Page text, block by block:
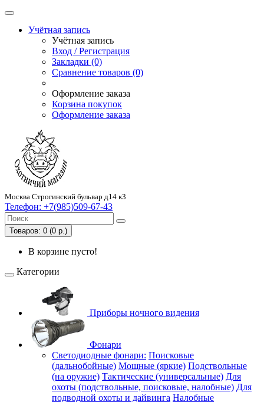
Учётная запись
Учётная запись
Вход / Регистрация
Закладки (0)
Сравнение товаров (0)
Оформление заказа
Корзина покупок
Оформление заказа
Москва Строгинский бульвар д14 к3
Телефон: +7(985)509-67-43
Товаров: 0 (0 р.)
В корзине пусто!
Категории
Приборы ночного видения
Фонари
Светодиодные фонари: Поисковые
(дальнобойные) Мощные (яркие) Подствольные
(на оружие) Тактические (универсальные) Для
охоты (подствольные, поисковые, налобные) Для
подводной охоты и дайвинга Налобные